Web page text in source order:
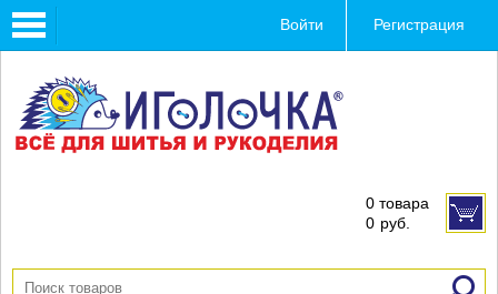
Toggle
navigation
Войти Регистрация
0 товара
0 руб.